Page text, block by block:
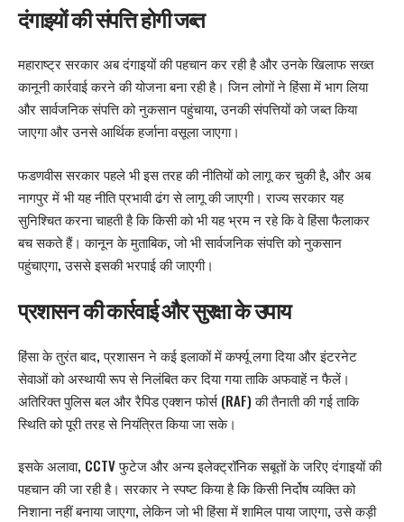
दंगाइयों की संपत्ति होगी जब्त
महाराष्ट्र सरकार अब दंगाइयों की पहचान कर रही है और उनके खिलाफ सख्त
कानूनी कार्रवाई करने की योजना बना रही है। जिन लोगों ने हिंसा में भाग लिया
और सार्वजनिक संपत्ति को नुकसान पहुंचाया, उनकी संपत्तियों को जब्त किया
जाएगा और उनसे आर्थिक हर्जाना वसूला जाएगा।
फडणवीस सरकार पहले भी इस तरह की नीतियों को लागू कर चुकी है, और अब
नागपुर में भी यह नीति प्रभावी ढंग से लागू की जाएगी। राज्य सरकार यह
सुनिश्चित करना चाहती है कि किसी को भी यह भ्रम न रहे कि वे हिंसा फैलाकर
बच सकते हैं। कानून के मुताबिक, जो भी सार्वजनिक संपत्ति को नुकसान
पहुंचाएगा, उससे इसकी भरपाई की जाएगी।
प्रशासन की कार्रवाई और सुरक्षा के उपाय
हिंसा के तुरंत बाद, प्रशासन ने कई इलाकों में कर्फ्यू लगा दिया और इंटरनेट
सेवाओं को अस्थायी रूप से निलंबित कर दिया गया ताकि अफवाहें न फैलें।
अतिरिक्त पुलिस बल और रैपिड एक्शन फोर्स (RAF) की तैनाती की गई ताकि
स्थिति को पूरी तरह से नियंत्रित किया जा सके।
इसके अलावा, CCTV फुटेज और अन्य इलेक्ट्रॉनिक सबूतों के जरिए दंगाइयों की
पहचान की जा रही है। सरकार ने स्पष्ट किया है कि किसी निर्दोष व्यक्ति को
निशाना नहीं बनाया जाएगा, लेकिन जो भी हिंसा में शामिल पाया जाएगा, उसे कड़ी